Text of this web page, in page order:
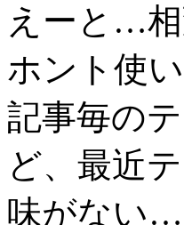
えーと…
ホント使
記事毎の
ど、最近
味がない